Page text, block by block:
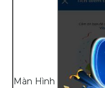
Màn Hình